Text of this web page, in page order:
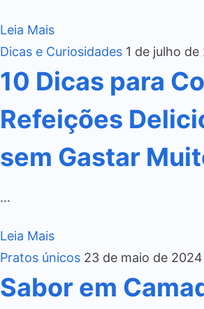
Leia Mais
Dicas e Curiosidades 1 de julho de
10 Dicas para
Refeições
sem Gastar
…
Leia Mais
Pratos únicos 23 de maio de 2024
Sabor em